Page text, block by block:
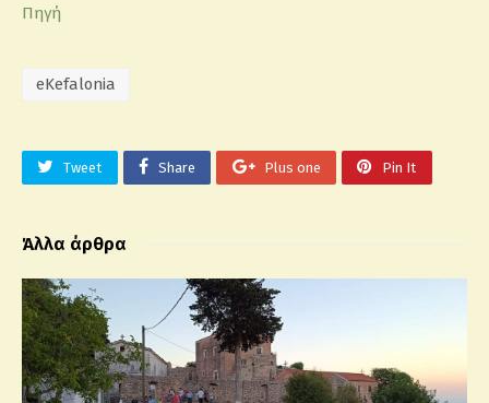
Πηγή
eKefalonia
Tweet Share Plus one Pin It
Άλλα άρθρα